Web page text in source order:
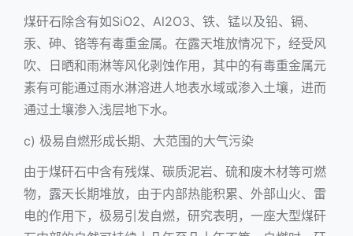
煤矸石除含有如SiO2、Al2O3、铁、锰以及铅、镉、
汞、砷、铬等有毒重金属。在露天堆放情况下，经受风
吹、日晒和雨淋等风化剥蚀作用，其中的有毒重金属元
素有可能通过雨水淋溶进人地表水域或渗入土壤，进而
通过土壤渗入浅层地下水。
c) 极易自燃形成长期、大范围的大气污染
由于煤矸石中含有残煤、碳质泥岩、硫和废木材等可燃
物，露天长期堆放，由于内部热能积累、外部山火、雷
电的作用下，极易引发自燃，研究表明，一座大型煤矸